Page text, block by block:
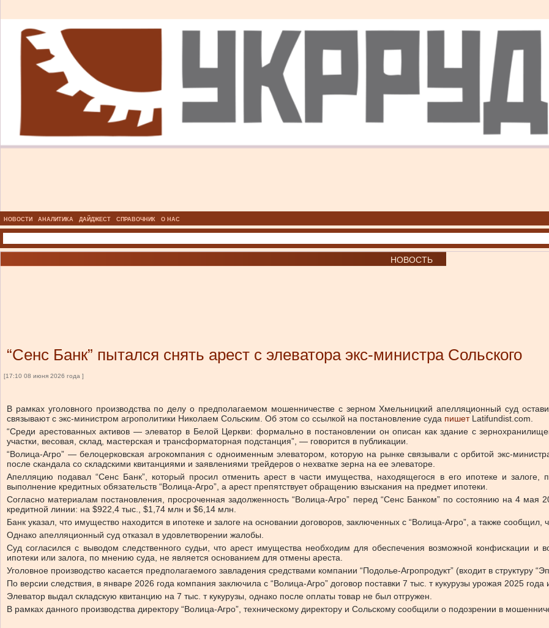
НОВОСТИ АНАЛИТИКА ДАЙДЖЕСТ СПРАВОЧНИК О НАС
НОВОСТЬ
“Сенс Банк” пытался снять арест с элеватора экс-министра Сольского
[17:10 08 июня 2026 года ]
В рамках уголовного производства по делу о предполагаемом мошенничестве с зерном Хмельницкий апелляционный суд
связывают с экс-министром агрополитики Николаем Сольским. Об этом со ссылкой на постановление суда пишет Latifundist.com.
“Среди арестованных активов — элеватор в Белой Церкви: формально в постановлении он описан как здание с
участки, весовая, склад, мастерская и трансформаторная подстанция”, — говорится в публикации.
“Волица-Агро” — белоцерковская агрокомпания с одноименным элеватором, которую на рынке связывали с орбитой экс-
после скандала со складскими квитанциями и заявлениями трейдеров о нехватке зерна на ее элеваторе.
Апелляцию подавал “Сенс Банк”, который просил отменить арест в части имущества, находящегося в его ипотеке и залоге,
выполнение кредитных обязательств “Волица-Агро”, а арест препятствует обращению взыскания на предмет ипотеки.
Согласно материалам постановления, просроченная задолженность “Волица-Агро” перед “Сенс Банком” по состоянию на 4 мая
кредитной линии: на $922,4 тыс., $1,74 млн и $6,14 млн.
Банк указал, что имущество находится в ипотеке и залоге на основании договоров, заключенных с “Волица-Агро”, а также
Однако апелляционный суд отказал в удовлетворении жалобы.
Суд согласился с выводом следственного судьи, что арест имущества необходим для обеспечения возможной конфискации и
ипотеки или залога, по мнению суда, не является основанием для отмены ареста.
Уголовное производство касается предполагаемого завладения средствами компании “Подолье-Агропродукт” (входит в структуру
По версии следствия, в январе 2026 года компания заключила с “Волица-Агро” договор поставки 7 тыс. т кукурузы урожая 2025 года
Элеватор выдал складскую квитанцию на 7 тыс. т кукурузы, однако после оплаты товар не был отгружен.
В рамках данного производства директору “Волица-Агро”, техническому директору и Сольскому сообщили о подозрении в